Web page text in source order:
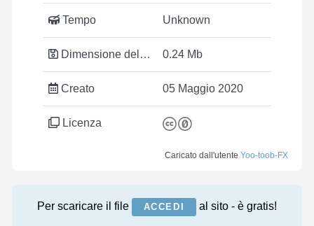
Tempo Unknown
Dimensione del file 0.24 Mb
Creato 05 Maggio 2020
Licenza
Caricato dall'utente Yoo-toob-FX
Per scaricare il file ACCEDI al sito - è gratis!